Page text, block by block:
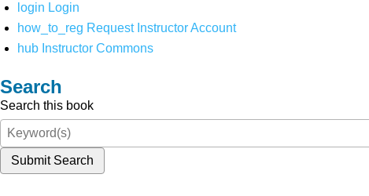
login Login
how_to_reg Request Instructor Account
hub Instructor Commons
Search
Search this book
Submit Search